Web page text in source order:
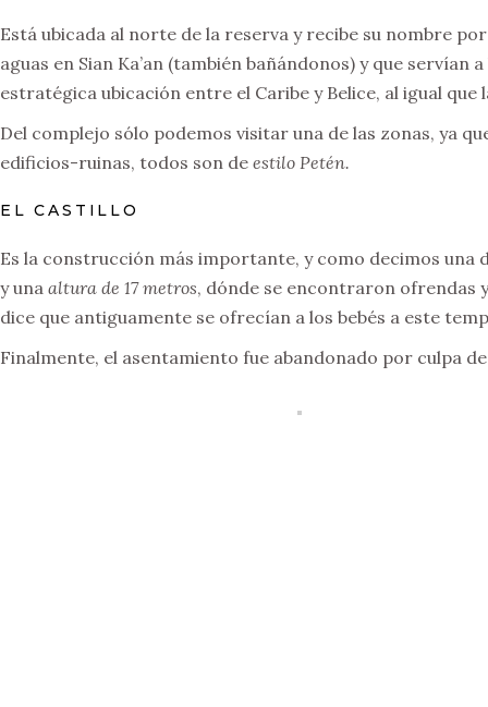
Está ubicada al norte de la reserva y recibe su nombre
aguas en Sian Ka’an (también bañándonos) y que
estratégica ubicación entre el Caribe y Belice, al igual que
Del complejo sólo podemos visitar una de las zonas, ya
edificios-ruinas, todos son de estilo Petén.
EL CASTILLO
Es la construcción más importante, y como decimos una
y una altura de 17 metros, dónde se encontraron ofrendas
dice que antiguamente se ofrecían a los bebés a este
Finalmente, el asentamiento fue abandonado por culpa